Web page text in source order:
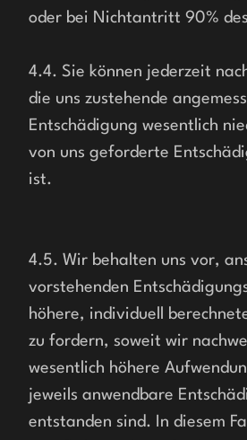
oder bei Nichtantritt 90%
4.4. Sie können jederzeit
die uns zustehende
Entschädigung wesentlich
von uns geforderte
ist.
4.5. Wir behalten uns vor,
vorstehenden
höhere, individuell
zu fordern, soweit wir
wesentlich höhere
jeweils anwendbare
entstanden sind. In diesem